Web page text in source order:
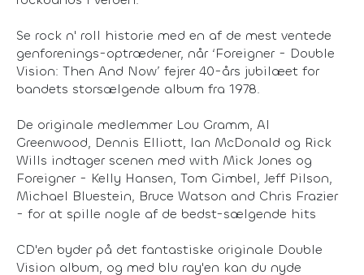
Se rock n' roll historie med en af de mest ventede
genforenings-optrædener, når ‘Foreigner - Double
Vision: Then And Now’ fejrer 40-års jubilæet for
bandets storsælgende album fra 1978.
De originale medlemmer Lou Gramm, Al
Greenwood, Dennis Elliott, Ian McDonald og Rick
Wills indtager scenen med with Mick Jones og
Foreigner - Kelly Hansen, Tom Gimbel, Jeff Pilson,
Michael Bluestein, Bruce Watson and Chris Frazier
- for at spille nogle af de bedst-sælgende hits
CD'en byder på det fantastiske originale Double
Vision album, og med blu ray'en kan du nyde